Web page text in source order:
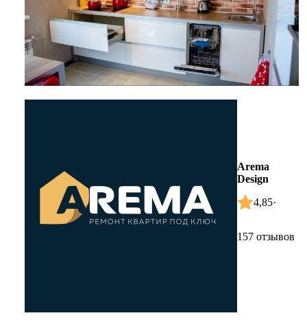
Arema
Design
4,85·
157 отзывов